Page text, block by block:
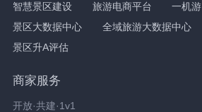
智慧景区建设 旅游电商平台 一机游
景区大数据中心
全域旅游大数据中心
景区升A评估
商家服务
开放·共建·1v1